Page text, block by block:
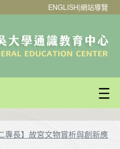
ENGLISH|網站導覽
專長】故宮文物賞析與創新應